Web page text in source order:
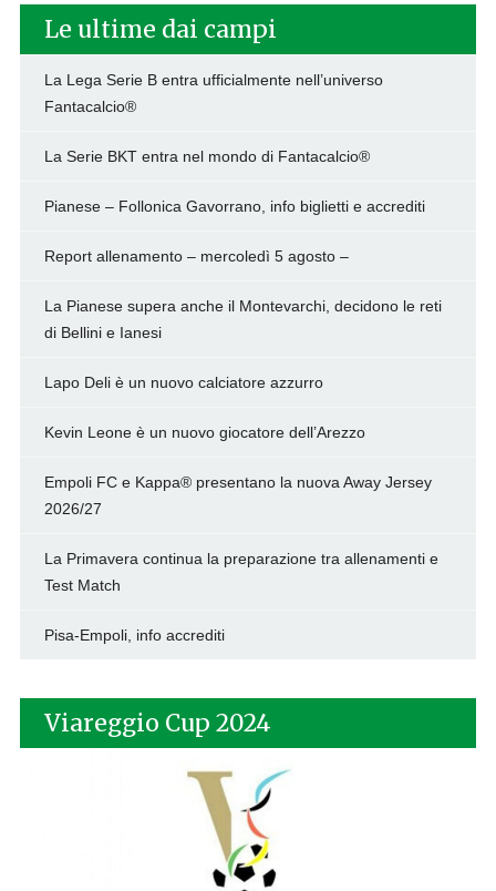
Le ultime dai campi
La Lega Serie B entra ufficialmente nell’universo
Fantacalcio®
La Serie BKT entra nel mondo di Fantacalcio®
Pianese – Follonica Gavorrano, info biglietti e accrediti
Report allenamento – mercoledì 5 agosto –
La Pianese supera anche il Montevarchi, decidono le reti
di Bellini e Ianesi
Lapo Deli è un nuovo calciatore azzurro
Kevin Leone è un nuovo giocatore dell’Arezzo
Empoli FC e Kappa® presentano la nuova Away Jersey
2026/27
La Primavera continua la preparazione tra allenamenti e
Test Match
Pisa-Empoli, info accrediti
Viareggio Cup 2024